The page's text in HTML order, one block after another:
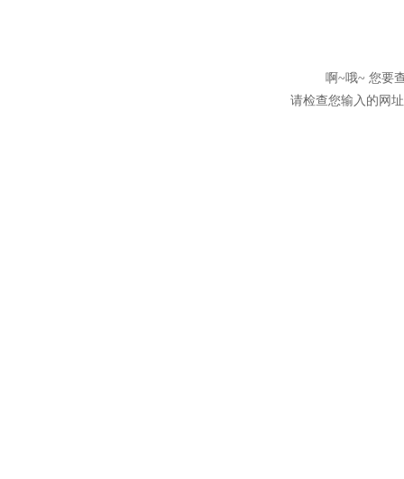
啊~哦~ 您要
请检查您输入的网